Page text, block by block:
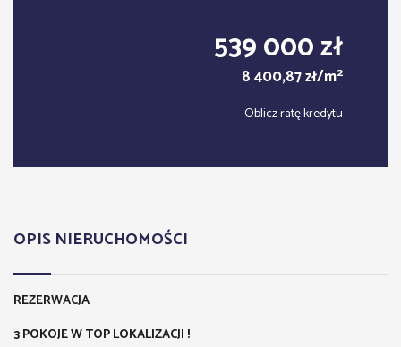
539 000 zł
8 400,87 zł/m2
Oblicz ratę kredytu
OPIS NIERUCHOMOŚCI
REZERWACJA
3 POKOJE W TOP LOKALIZACJI !